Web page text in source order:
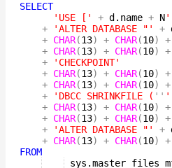
SELECT
' USE [ ' + d . name + N'
+
'ALTER DATABASE " ' +
+ CHAR(13) + CHAR(10) +
+ CHAR(13) + CHAR(10) +
+
' CHECKPOINT'
+ CHAR(13) + CHAR(10) +
+ CHAR(13) + CHAR(10) +
+
' DBCC SHRINKFILE ( '' '
+ CHAR(13) + CHAR(10) +
+ CHAR(13) + CHAR(10) +
+
'ALTER DATABASE " ' +
+ CHAR(13) + CHAR(10) +
FROM
sys .master_files